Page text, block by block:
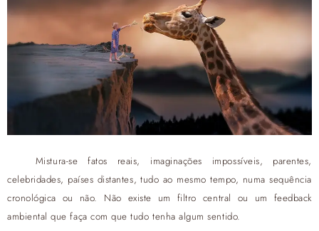
Mistura-se fatos reais, imaginações impossíveis, parentes,
celebridades, países distantes, tudo ao mesmo tempo, numa sequência
cronológica ou não. Não existe um filtro central ou um feedback
ambiental que faça com que tudo tenha algum sentido.